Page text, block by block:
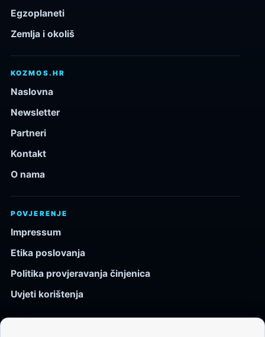
Egzoplaneti
Zemlja i okoliš
KOZMOS.HR
Naslovna
Newsletter
Partneri
Kontakt
O nama
POVJERENJE
Impressum
Etika poslovanja
Politika provjeravanja činjenica
Uvjeti korištenja